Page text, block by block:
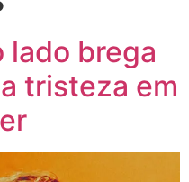
lado brega
tristeza em